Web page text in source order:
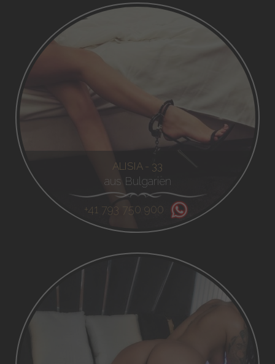
ALISIA - 33
aus Bulgarien
+41 793 750 900